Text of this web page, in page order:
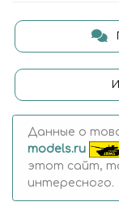
Данные о
models.ru
этот сайт,
интересного.